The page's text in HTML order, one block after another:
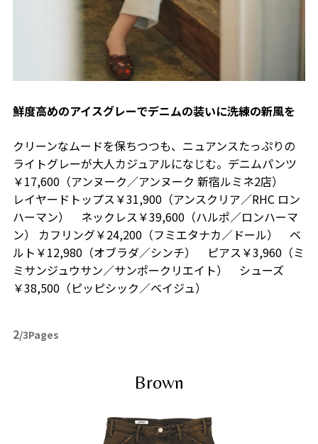
鮮度高めのアイスグレーでデニムの装いに洗練の新風を
クリーンなムードを保ちつつも、ニュアンスたっぷりの
ライトグレーが大人カジュアルになじむ。デニムパンツ
￥17,600（アンヌーク／アンヌーク 新宿ルミネ2店）
レイヤードトップス￥31,900（アンスクリア／RHC ロン
ハーマン） ネックレス￥39,600（ハルポ／ロンハーマ
ン） カフリング￥24,200（フミエタナカ／ドール） ベ
ルト￥12,980（オブラダ／シンチ） ピアス￥3,960（ミ
ミサンジュウサン／サンポークリエイト） シューズ
￥38,500（ピッピシック／ベイジュ）
2/3Pages
Brown